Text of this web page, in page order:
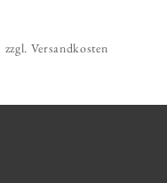
zzgl. Versandkosten